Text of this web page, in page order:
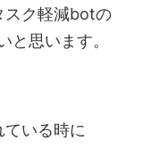
スク軽減botの
と思います。
ている時に